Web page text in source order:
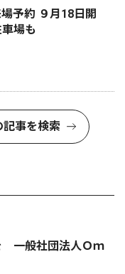
予約 ９月18日開
場も
事を検索
一般社団法人Ｏｍ